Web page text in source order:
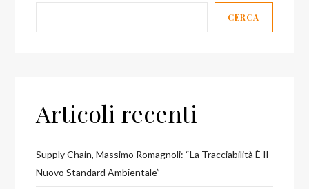
CERCA
Articoli recenti
Supply Chain, Massimo Romagnoli: “La Tracciabilità È Il
Nuovo Standard Ambientale”